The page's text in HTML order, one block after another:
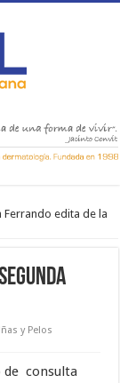
Ferrando edita de la
y Pelos
de consulta